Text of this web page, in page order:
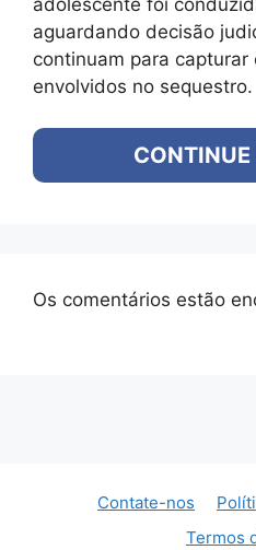
aguardando decisão
continuam para capturar
envolvidos no sequestro.
Os comentários estão
Contate-nos
Termos